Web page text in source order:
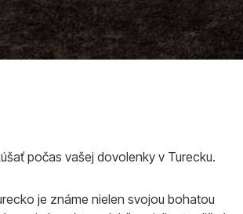
počas vašej dovolenky v Turecku.
je známe nielen svojou bohatou